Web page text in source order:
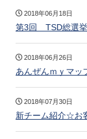
2018年06月18日
第3回 TSD総選挙
2018年06月26日
あんぜんｍｙマッ
2018年07月30日
新チーム紹介☆お